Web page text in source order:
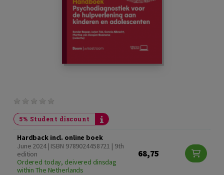
5% Student discount
Hardback incl. online boek
June 2024 | ISBN 9789024458721 | 9th
edition
Ordered today, deivered dinsdag
within The Netherlands
68,75